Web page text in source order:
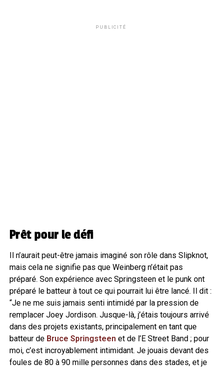
PUBLICITÉ
Prêt pour le défi
Il n’aurait peut-être jamais imaginé son rôle dans Slipknot,
mais cela ne signifie pas que Weinberg n’était pas
préparé. Son expérience avec Springsteen et le punk ont
préparé le batteur à tout ce qui pourrait lui être lancé. Il dit :
“Je ne me suis jamais senti intimidé par la pression de
remplacer Joey Jordison. Jusque-là, j’étais toujours arrivé
dans des projets existants, principalement en tant que
batteur de Bruce Springsteen et de l’E Street Band ; pour
moi, c’est incroyablement intimidant. Je jouais devant des
foules de 80 à 90 mille personnes dans des stades, et je